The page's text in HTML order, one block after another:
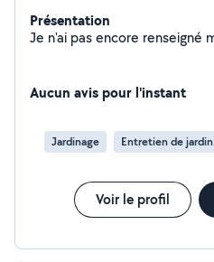
Présentation
Aucun avis pour l'instant
Jardinage Entretien de jardin
Voir le profil